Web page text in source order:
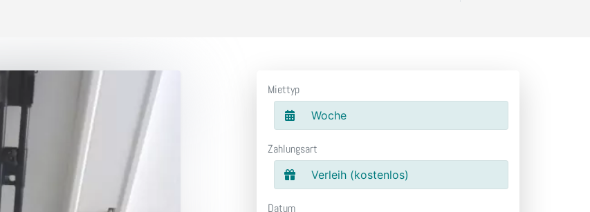
Miettyp
Woche
Zahlungsart
Verleih (kostenlos)
Datum